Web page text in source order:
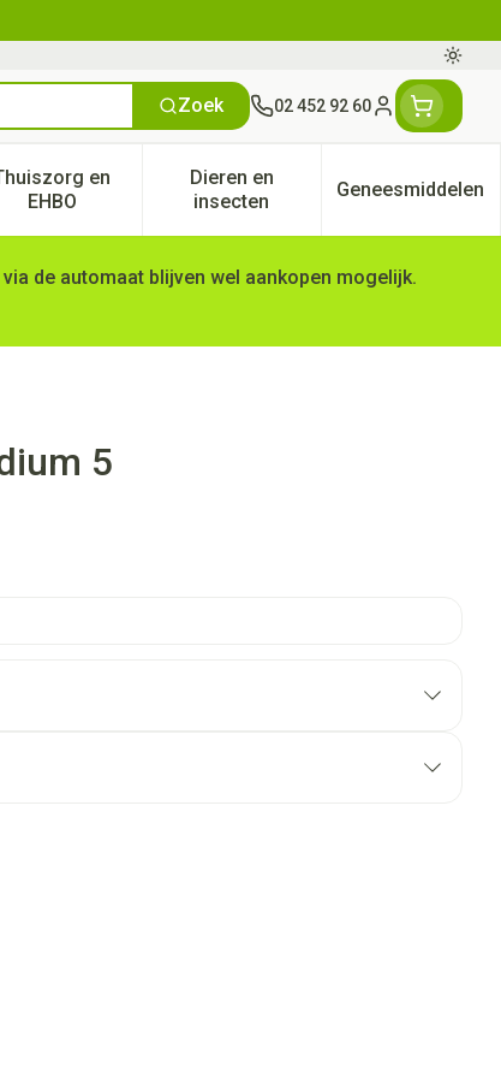
Zoek 02 452 92 60
Klant menu
Natuur geneeskunde categorie
en
EHBOToon submenu voor Thuiszorg en EHBO categorie
Dieren en
insectenToon submenu voor Dieren
Geneesmiddelen
Toon
de automaat blijven wel aankopen mogelijk.
5